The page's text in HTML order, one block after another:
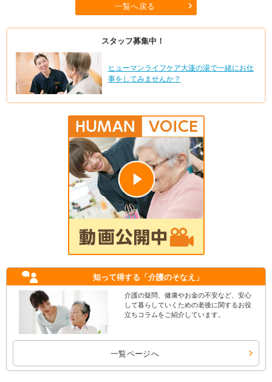
一覧へ戻る
スタッフ募集中！
ヒューマンライフケア大蓮の湯で一緒にお仕
事をしてみませんか？
知って得する 「介護のそなえ」
介護の疑問、健康やお金の不安など、安心
して暮らしていくための老後に関するお役
立ちコラムをご紹介しています。
一覧ページへ